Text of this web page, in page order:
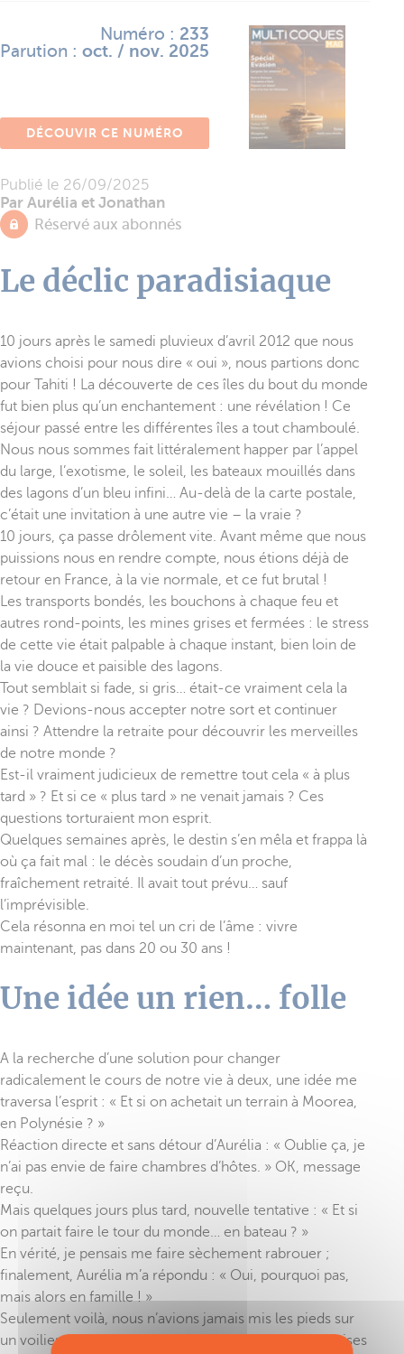
Publié le 26/09/2025
Par Aurélia et Jonathan
Réservé aux abonnés
Numéro : 233
Parution : oct. / nov. 2025
DÉCOUVIR CE NUMÉRO
Le déclic paradisiaque
10 jours après le samedi pluvieux d’avril 2012 que nous
avions choisi pour nous dire « oui », nous partions donc
pour Tahiti ! La découverte de ces îles du bout du monde
fut bien plus qu’un enchantement : une révélation ! Ce
séjour passé entre les différentes îles a tout chamboulé.
Nous nous sommes fait littéralement happer par l’appel
du large, l’exotisme, le soleil, les bateaux mouillés dans
des lagons d’un bleu infini… Au-delà de la carte postale,
c’était une invitation à une autre vie – la vraie ?
10 jours, ça passe drôlement vite. Avant même que nous
puissions nous en rendre compte, nous étions déjà de
retour en France, à la vie normale, et ce fut brutal !
Les transports bondés, les bouchons à chaque feu et
autres rond-points, les mines grises et fermées : le stress
de cette vie était palpable à chaque instant, bien loin de
la vie douce et paisible des lagons.
Tout semblait si fade, si gris… était-ce vraiment cela la
vie ? Devions-nous accepter notre sort et continuer
ainsi ? Attendre la retraite pour découvrir les merveilles
de notre monde ?
Est-il vraiment judicieux de remettre tout cela « à plus
tard » ? Et si ce « plus tard » ne venait jamais ? Ces
questions torturaient mon esprit.
Quelques semaines après, le destin s’en mêla et frappa là
où ça fait mal : le décès soudain d’un proche,
fraîchement retraité. Il avait tout prévu… sauf
l’imprévisible.
Cela résonna en moi tel un cri de l’âme : vivre
maintenant, pas dans 20 ou 30 ans !
Une idée un rien… folle
A la recherche d’une solution pour changer
radicalement le cours de notre vie à deux, une idée me
traversa l’esprit : « Et si on achetait un terrain à Moorea,
en Polynésie ? »
Réaction directe et sans détour d’Aurélia : « Oublie ça, je
n’ai pas envie de faire chambres d’hôtes. » OK, message
reçu.
Mais quelques jours plus tard, nouvelle tentative : « Et si
on partait faire le tour du monde… en bateau ? »
En vérité, je pensais me faire sèchement rabrouer ;
finalement, Aurélia m’a répondu : « Oui, pourquoi pas,
mais alors en famille ! »
Seulement voilà, nous n’avions jamais mis les pieds sur
un voilier, nos économies avaient été quelque peu mises